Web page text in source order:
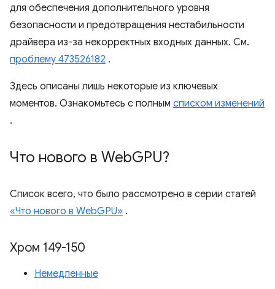
для обеспечения дополнительного уровня
безопасности и предотвращения нестабильности
драйвера из-за некорректных входных данных. См.
проблему 473526182 .
Здесь описаны лишь некоторые из ключевых
моментов. Ознакомьтесь с полным списком изменений
.
Что нового в WebGPU?
Список всего, что было рассмотрено в серии статей
«Что нового в WebGPU» .
Хром 149-150
Немедленные